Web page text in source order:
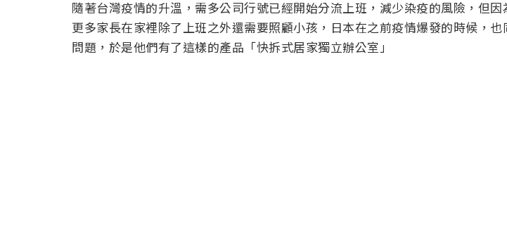
隨著台灣疫情的升溫，需多公司行號已經開始分流上班，減少染疫的風險，但因
更多家長在家裡除了上班之外還需要照顧小孩，日本在之前疫情爆發的時候，也
問題，於是他們有了這樣的產品「快拆式居家獨立辦公室」